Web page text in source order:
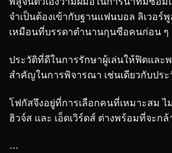
จำเป็นต้องเข้ากับฐานแฟนบอล ลิเวอร์
เหมือนที่บรรดาตำนานกุนซือคนก่อน ๆ
ประวัติที่ดีในการรักษาผู้เล่นให้ฟิตและ
สำคัญในการพิจารณา เช่นเดียวกับปร
โฟกัสจึงอยู่ที่การเลือกคนที่เหมาะสม ไ
ฮิวจ์ส และ เอ็ดเวิร์ดส์ ต่างพร้อมที่จะก
…